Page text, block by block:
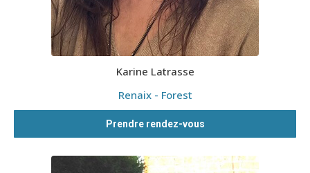
Karine Latrasse
Renaix - Forest
Prendre rendez-vous